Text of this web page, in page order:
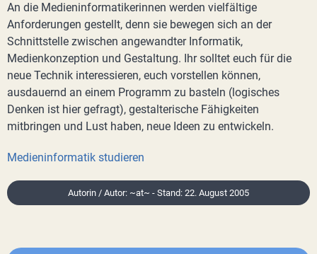
An die Medieninformatikerinnen werden vielfältige
Anforderungen gestellt, denn sie bewegen sich an der
Schnittstelle zwischen angewandter Informatik,
Medienkonzeption und Gestaltung. Ihr solltet euch für die
neue Technik interessieren, euch vorstellen können,
ausdauernd an einem Programm zu basteln (logisches
Denken ist hier gefragt), gestalterische Fähigkeiten
mitbringen und Lust haben, neue Ideen zu entwickeln.
Medieninformatik studieren
Autorin / Autor: ~at~ - Stand: 22. August 2005